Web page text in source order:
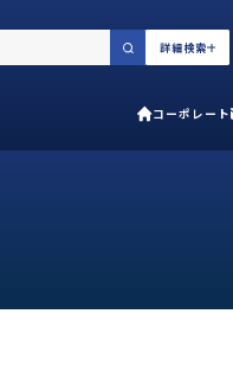
詳細検索
コーポレート
で選ぶ